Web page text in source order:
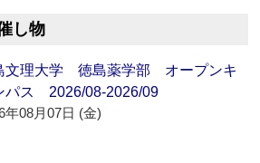
し物
文理大学 徳島薬学部 オープンキ
パス 2026/08-2026/09
年08月07日 (金)